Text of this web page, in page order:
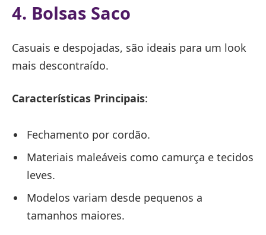
4. Bolsas Saco
Casuais e despojadas, são ideais para um look
mais descontraído.
Características Principais:
Fechamento por cordão.
Materiais maleáveis como camurça e tecidos
leves.
Modelos variam desde pequenos a
tamanhos maiores.